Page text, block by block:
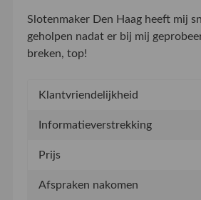
Slotenmaker Den Haag heeft mij
geholpen nadat er bij mij
breken, top!
Klantvriendelijkheid
Informatieverstrekking
Prijs
Afspraken nakomen